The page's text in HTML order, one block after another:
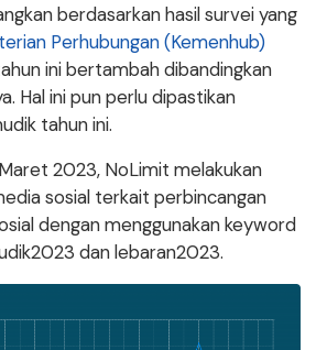
berdasarkan hasil survei yang
Perhubungan (Kemenhub)
ini bertambah dibandingkan
Hal ini pun perlu dipastikan
tahun ini.
2023, NoLimit melakukan
sosial terkait perbincangan
dengan menggunakan keyword
dan lebaran2023.